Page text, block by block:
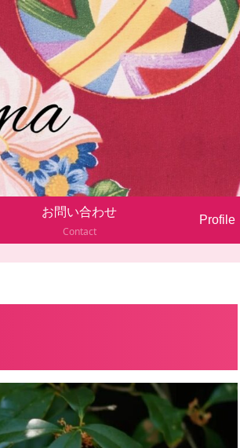
お問い合わせ
Contact
Profile